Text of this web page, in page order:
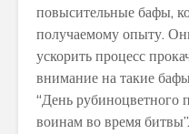
повысительные бафы,
получаемому опыту.
ускорить процесс
внимание на такие
“День рубиноцветного
воинам во время